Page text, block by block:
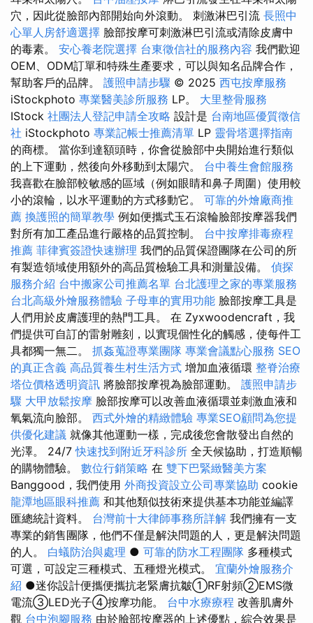
穴，因此從臉部內部開始向外滾動。 刺激淋巴引流 長照中
心單人房舒適選擇 臉部按摩可刺激淋巴引流或清除皮膚中
的毒素。 安心養老院選擇 台東徵信社的服務內容 我們歡迎
OEM、ODM訂單和特殊生產要求，可以與知名品牌合作，
幫助客戶的品牌。 護照申請步驟 © 2025 西屯按摩服務
iStockphoto 專業醫美診所服務 LP。 大里整骨服務
IStock 社團法人登記申請全攻略 設計是 台南地區優質徵信
社 iStockphoto 專業記帳士推薦清單 LP 靈骨塔選擇指南
的商標。 當你到達額頭時，你會從臉部中央開始進行類似
的上下運動，然後向外移動到太陽穴。 台中養生會館服務
我喜歡在臉部較敏感的區域（例如眼睛和鼻子周圍）使用較
小的滾輪，以水平運動的方式移動它。 可靠的外燴廠商推
薦 換護照的簡單教學 例如便攜式玉石滾輪臉部按摩器我們
對所有加工產品進行嚴格的品質控制。 台中按摩排毒療程
推薦 菲律賓簽證快速辦理 我們的品質保證團隊在公司的所
有製造領域使用額外的高品質檢驗工具和測量設備。 偵探
服務介紹 台中搬家公司推薦名單 台北護理之家的專業服務
台北高級外燴服務體驗 子母車的實用功能 臉部按摩工具是
人們用於皮膚護理的熱門工具。 在 Zyxwoodencraft，我
們提供可自訂的雷射雕刻，以實現個性化的觸感，使每件工
具都獨一無二。 抓姦蒐證專業團隊 專業會議點心服務 SEO
的真正含義 高品質養生村生活方式 增加血液循環 整脊治療
塔位價格透明資訊 將臉部按摩視為臉部運動。 護照申請步
驟 大甲放鬆按摩 臉部按摩可以改善血液循環並刺激血液和
氧氣流向臉部。 西式外燴的精緻體驗 專業SEO顧問為您提
供優化建議 就像其他運動一樣，完成後您會散發出自然的
光澤。 24/7快速找到附近牙科診所 全天候協助，打造順暢
的購物體驗。 數位行銷策略 在 雙下巴緊緻醫美方案
Banggood，我們使用 外商投資設立公司專業協助 cookie
龍潭地區眼科推薦 和其他類似技術來提供基本功能並編譯
匯總統計資料。 台灣前十大律師事務所詳解 我們擁有一支
專業的銷售團隊，他們不僅是解決問題的人，更是解決問題
的人。 白蟻防治與處理 ● 可靠的防水工程團隊 多種模式
可選，可設定三種模式、五種燈光模式。 宜蘭外燴服務介
紹 ●迷你設計便攜便攜抗老緊膚抗皺①RF射頻②EMS微
電流③LED光子④按摩功能。 台中水療療程 改善肌膚外
觀 台中泡腳服務 由於臉部按摩器的上述優點，綜合效果是